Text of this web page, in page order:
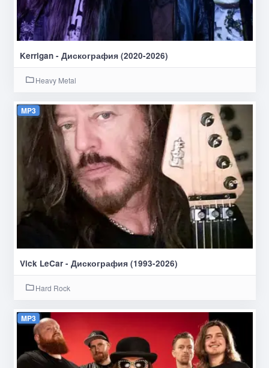
Kerrigan - Дискография (2020-2026)
Heavy Metal
MP3
Vick LeCar - Дискография (1993-2026)
Hard Rock
MP3